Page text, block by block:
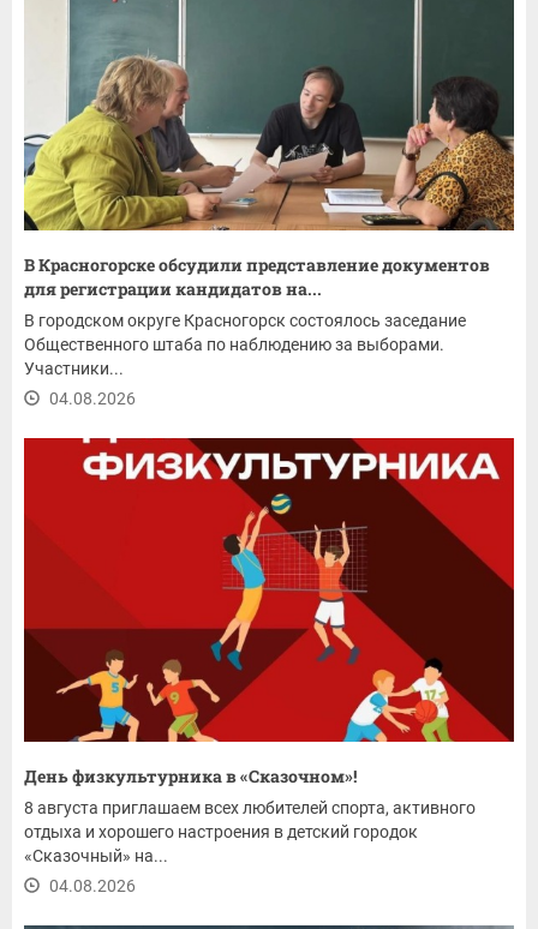
В Красногорске обсудили представление документов
для регистрации кандидатов на...
В городском округе Красногорск состоялось заседание
Общественного штаба по наблюдению за выборами.
Участники...
04.08.2026
День физкультурника в «Сказочном»!
8 августа приглашаем всех любителей спорта, активного
отдыха и хорошего настроения в детский городок
«Сказочный» на...
04.08.2026